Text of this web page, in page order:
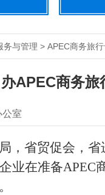
与管理 > APEC商务旅
APEC商务
公室
局 ，省贸促会，
企业在准备APEC
。